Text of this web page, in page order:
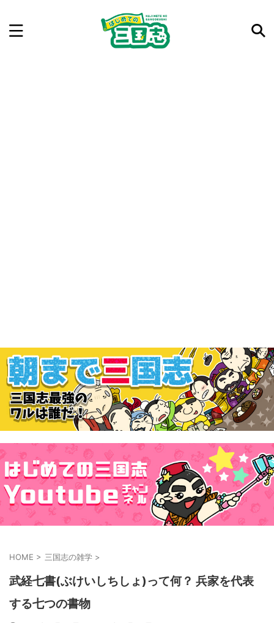
HOME > 三国志の雑学 >
武経七書(ぶけいしちしょ)って何？ 兵家を代表
する七つの書物